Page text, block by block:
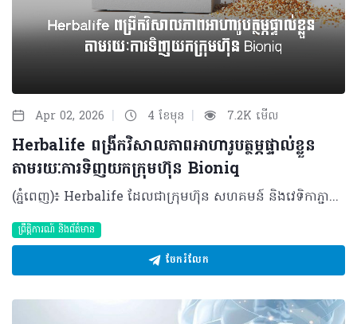
Apr 02, 2026 | 4 ខែមុន | 7.2K មើល
Herbalife ពង្រីកវិសាលភាពអាហារូបត្ថម្ភផ្ទាល់ខ្លួន
តាមរយៈការទិញយកក្រុមហ៊ុន Bioniq
(ភ្នំពេញ)៖ Herbalife ដែលជាក្រុមហ៊ុន សហគមន៍ និងវេទិកាភ្ជាប់ទំនាក់ទំនង លំដាប់ថ្នាក់ពិភពលោក ផ្នែកសុខភាព និងសុខុមាលភាពបានចែករំលែកអំពី ការប្រកាសអំពីកិច្ចព្រមព្រៀងក្នុងការទិញយកទ្រព្យសម្បត្តិមួយចំនួនពីក្រុមហ៊ុន Bioniq ដែលជាក្រុមហ៊ុនអាហារូបត្ថម្ភផ្ទាល់ខ្លួន ដែលមានមូលដ្ឋាននៅចក្រភពអង់គ្លេស។ ប្រតិបត្តិការនេះនឹងជម្រុញ Herbalife ឱ្យឈានទៅមុខមួយកម្រិតទៀត ក្នុងនាមជាក្រុមហ៊ុនសុខភាព និងសុខុមាលភាពដែលផ្អែកលើបច្ចេកវិទ្យា និងទិន្នន័យ។ លោក Stephan Gratziani នាយកប្រតិបត្តិក្រុមហ៊ុន Herbalife បានមានប្រសាសន៍ថា៖ “សុខភាព និងសុខុមាលភាព គឺកាន់តែមានលក្ខណៈផ្ទាល់ខ្លួន និងផ្អែកលើទិន្នន័យព័ត៌មាន។ តាមរយៈការបញ្ចូលបច្ចេកវិទ្យាអាហារូបត្ថម្ភផ្ទាល់ខ្លួនរបស់ Bioniq ជាមួយ Pro2col តាមរយៈបណ្តាញចែកចាយទូទាំងពិភពលោករបស់យើង គឺយើងកំពុងពង្រីកវិសាលភាពក្នុងការផ្តល់ជូននូវសុខុមាលភាពផ្ទាល់ខ្លួនក្នុងកម្រិតដ៏ធំធេងមួយ”។ Bioniq បង្កើតរូបមន្តអាហារូបត្ថម្ភផ្ទាល់ខ្លួនដោយប្រើប្រាស់បច្ចេកវិទ្យា ព័ត៌មានសុខភាពបុគ្គល និងមូលដ្ឋានទិន្នន័យជីវសញ្ញាផ្ទាល់ខ្លួន។ រូបមន្តអាហារូបត្ថម្ភរបស់ Bioniq ត្រូវបានរចនាឡើងសម្រាប់បុគ្គលជាច្រើនប្រភេទ ចាប់ពីអ្នកប្រើប្រាស់ទូទៅ រហូតដល់អត្តពលិកលំដាប់ពិភពលោក រួមទាំងលោក Cristiano Ronaldo ផងដែរ។ Bioniq នឹងមកបំពេញបន្ថែមលើ Pro2col និង Link BioSciences ដែលត្រូវបានទិញយកក្នុងគ្រាមុនដោយ Herbalife។ ការទិញយកទ្រព្យសម្បត្តិរបស់ Bioniq អនុញ្ញាតឱ្យ Herbalife អាចផ្តល់ជូននូវអាហារូបត្ថម្ភផ្ទាល់ខ្លួនកាន់តែទូលំទូលាយ និងបានកាន់តែច្រើនទម្រង់ជាងមុន។ ការរួមបញ្ចូលគ្នានៃបច្ចេកវិទ្យារបស់ Bioniq ជាមួយនឹងជំនាញផលិតកម្មរបស់ Herbalife នឹងអនុញ្ញាតឱ្យក្រុមហ៊ុនពង្រីកអាហាររូបត្ថម្ភបានក្នុងកម្រិតកាន់តែធំ និងកាន់តែលឿនរហ័ស។ លោក Vadim Fedotov ស្ថាបនិក និងជាប្រធានក្រុមហ៊ុន Bioniq បានមានប្រសាសន៍ថា៖ «ខ្ញុំបានបង្កើត Bioniq ក្នុងឆ្នាំ ២០១៩ ជាមួយនឹងចក្ខុវិស័យក្នុងការជួយមនុស្សដើម្បីធ្វើឱ្យសុខុមាលភាពរបស់ពួកគេកាន់តែប្រសើរ តាមរយៈវិធីសាស្ត្រអាហារូបត្ថម្ភ ដែលផ្អែកលើវិទ្យាសាស្ត្រ ដែលរួមបញ្ចូលទិន្នន័យជីវសញ្ញា និងរបៀបរស់នៅរបស់បុគ្គលផ្ទាល់ខ្លួន។ខ្ញុំរីករាយដែលបានចូលរួមជាមួយ Herbalife រួមជាមួយនឹងបណ្តាញចែកចាយទូទាំងពិភពលោក និងការប្តេជ្ញាចិត្តក្នុងការលើកកម្ពស់សុខុមាលភាពក្នុងកម្រិតជាសកលរបស់ Herbalife»។ លោក Cristiano Ronaldo ដែលជាដៃគូរបស់ Herbalife និងជាម្ចាស់ភាគហ៊ុនម្នាក់របស់ Bioniq ផងនោះ គាំទ្រយ៉ាងពេញទំហឹងនូវគោលដៅរបស់ Herbalife ក្នុងការនាំយកអាហាររូបត្តម្ភដែលរៀបចំតាមតម្រូវការបុគ្គល ទៅកាន់មនុស្សកាន់តែច្រើននៅទូទាំងពិភពលោក តាមរយៈបណ្តាញអ្នកចែកចាយឯករាជ្យដែលមានស្រាប់។ លោក Cristiano Ronaldo បានមានប្រសាសន៍ថា៖ “ពេញមួយអាជីពរបស់ខ្ញុំ ជីវមាត្រ (biometrics) និងអាហាររូបត្តម្ភផ្ទាល់ខ្លួន គឺជាចំណុចស្នូលក្នុងការជួយឱ្យខ្ញុំអាចធ្វើសកម្មភាព និងប្រកួតប្រជែងក្នុងកម្រិតខ្ពស់បំផុតមួយបាន។ ក្នុងនាមជាអ្នកប្រើប្រាស់ Herbalife និង Bioniq ផ្ទាល់ជាច្រើនឆ្នាំមកនេះ ខ្ញុំយល់ច្បាស់ថាការប្រើប្រាស់អាហារូបត្ថម្ភដែលរៀបចំឱ្យត្រូវតាមតម្រូវការជាក់ស្តែង ពិតជាមានសារៈសំខាន់ណាស់ក្នុងការជួយឱ្យរាងកាយ និងសមត្ថភាពរបស់ខ្ញុំអាចឡើងទៅដល់កម្រិតខ្ពស់បាន។ ខ្ញុំពិតជារីករាយណាស់ដែលបានឃើញ Bioniq ក្លាយជាផ្នែកមួយនៃវិសាលភាពដ៏ធំធេងរបស់ Herbalife ក្នុងការជម្រុញអោយមនុស្សបានយល់ដឹងអំពីអាហារូបត្ថម្ភក៏ដូចជាសុខមាលភាពផ្ទាល់ខ្លួន”។ ប្រតិបត្តិការនេះត្រូវបានរំពឹងថានឹងបញ្ចប់នៅក្នុងត្រីមាសទីពីរនៃឆ្នាំ២០២៦បន្ទាប់ពីឆ្លងកាត់ការត្រួតពិនិត្យតាមច្បាប់ និងលក្ខខណ្ឌផ្សេងៗរួចរាល់។តម្លៃសរុបនៃការទិញមានចំនួន ៥៥ លានដុល្លារ ហើយនឹងត្រូវបង់ក្នុងរយៈពេល ៥ ឆ្នាំ ដោយទូទាត់ដំបូងចំនួន ១០ លានដុល្លារនៅពេលបញ្ចប់កិច្ចសន្យា។ ក្រៅពីនេះ ក្រុមហ៊ុនក៏នឹងបន្ថែមទឹកប្រាក់រហូតដល់ ៩៥ លានដុល្លារទៀតផងដែរ ប្រសិនបើអាជីវកម្មនេះសម្រេចបានលទ្ធផលល្អទៅតាមគោលដៅនាពេលខាងមុខ។ ជាផ្នែកមួយនៃប្រតិបត្តិការនេះ Herbalife ក៏ទទួលបានសិទ្ធិទិញយក (call option) ក្រុមហ៊ុន Bioniq LAB ដែលជាបណ្តាញដាច់ដោយឡែកមួយផ្តោតលើម៉ូលេគុលតូចៗ និង peptides។ ជម្រើសនេះជួយឱ្យក្រុមហ៊ុនមានភាពបត់បែនក្នុងការសិក្សាពីឱកាសថ្មីៗក្នុងវិស័យនេះ ប្រកបដោយសុក្រិតភាព និងការប្រើប្រាស់ដើមទុនដោយមានប្រសិទ្ធភាព។ ផលិតផល Bioniq អាចរំពឹងថានឹងមាននៅចុងឆ្នាំ២០២៦នេះ តាមរយៈអ្នកចែកចាយឯករាជ្យ Herbalife ក្នុងប្រទេសមួយចំនួនក្នុងតំបន់អឺរ៉ុប និងសហរដ្ឋអាមេរិក ហើយទីផ្សារបន្ថែមទៀតនឹងមានជាបន្តបន្ទាប់នាពេលខាងមុខ។ អំពី Bioniq Bioniq ចាប់ផ្តើមដំណើរការក្នុងឆ្នាំ២០១៩ នៅទីក្រុងឡុងដ៍ ចក្រភពអង់គ្លេស ជាក្រុមហ៊ុនឈានមុខគេក្នុងការផ្តល់អាហារូបត្ថម្ភផ្ទាល់ខ្លួន ផ្អែកលើកម្រងសំណួរផ្ទាល់ខ្លួន និងទិន្នន័យដែលទទួលបានតាមរយៈការធ្វើតេស្តឈាមដោយផ្ទាល់។ Bioniq ផ្ដល់សេវាកម្មដឹកជញ្ជូនទូទាំងសកលលោក និងមានទិន្នន័យព័ត៌មានអាហារូបត្ថម្ភដ៏ធំសម្បើម ជួយឱ្យក្រុមហ៊ុនបង្កើតរូបមន្តអាហារូបត្ថម្ភផ្ទាល់ខ្លួនដល់មនុស្សរាប់សែននាក់ដោយកំណត់យកតែសារធាតុចិញ្ចឹម និងកម្រិតប្រើប្រាស់ណាដែលរាងកាយរបស់បុគ្គលម្នាក់ៗកំពុងខ្វះខាតពិតប្រាកដ។ សម្រាប់ព័ត៌មានបន្ថែម សូមចូលទៅកាន់៖ https://www.bioniq.com/ ។ អំពីក្រុមហ៊ុន Herbalife ក្រុមហ៊ុន Herbalife (NYSE: HLF) គឺជាក្រុមហ៊ុនសុខភាព និងសុខុមាលភាពឈានមុខគេ និងជាសហគមន៍ដែលកំពុងផ្លាស់ប្តូរជីវិតរបស់មនុស្សជាមួយនឹងផលិតផលអាហារូបត្ថម្ភដ៏អស្ចារ្យ និងជាឱកាសអាជីវកម្មសម្រាប់សមាជិកឯករាជ្យ​របស់ខ្លួនចាប់តាំងពីឆ្នាំ 1980។ ក្រុមហ៊ុនផ្តល់ជូននូវផលិតផលដែលគាំទ្រដោយវិទ្យាសាស្រ្តដល់អ្នកប្រើប្រាស់នៅក្នុងទីផ្សារជាង 90។ តាមរយៈសមាជិកឯករាជ្យដែលផ្តល់ជូននូវការបណ្តុះបណ្តាលមួយទល់មួយ និងផ្តល់ការគាំទ្រសហគមន៍ដោយបំផុសគំនិតឱ្យអតិថិជនប្រកាន់ខ្ជាប់នូវរបៀបរស់នៅដែលមានភាពសកម្ម។
ព្រឹត្តិការណ៍ និងព័ត៌មាន
ចែករំលែក